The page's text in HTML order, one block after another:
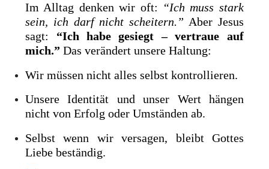
Im Alltag denken wir oft: “Ich muss stark
sein, ich darf nicht scheitern.” Aber Jesus
sagt: “Ich habe gesiegt – vertraue auf
mich.” Das verändert unsere Haltung:
Wir müssen nicht alles selbst kontrollieren.
Unsere Identität und unser Wert hängen
nicht von Erfolg oder Umständen ab.
Selbst wenn wir versagen, bleibt Gottes
Liebe beständig.